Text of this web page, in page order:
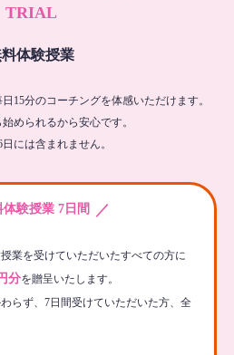
TRIAL
体験授業
15分のコーチングを体感いただけます。
められるから安心です。
には含まれません。
体験授業 7日間 ／
業を受けていただいたすべての方に
分を贈呈いたします。
らず、7日間受けていただいた方、全